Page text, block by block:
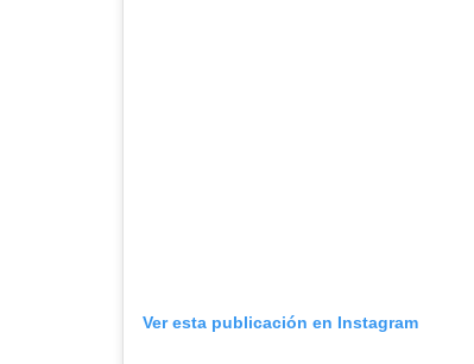
Ver esta publicación en Instagram